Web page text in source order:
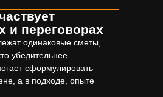
и переговорах
одинаковые сметы,
убедительнее.
сформулировать
а в подходе, опыте